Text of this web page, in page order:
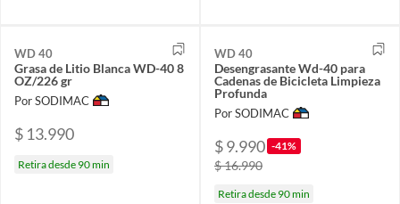
WD 40
Grasa de Litio Blanca WD-40 8
OZ/226 gr
Por SODIMAC
$ 13.990
Retira desde 90 min
WD 40
Desengrasante Wd-40 para
Cadenas de Bicicleta Limpieza
Profunda
Por SODIMAC
$ 9.990 -41%
$ 16.990
Retira desde 90 min